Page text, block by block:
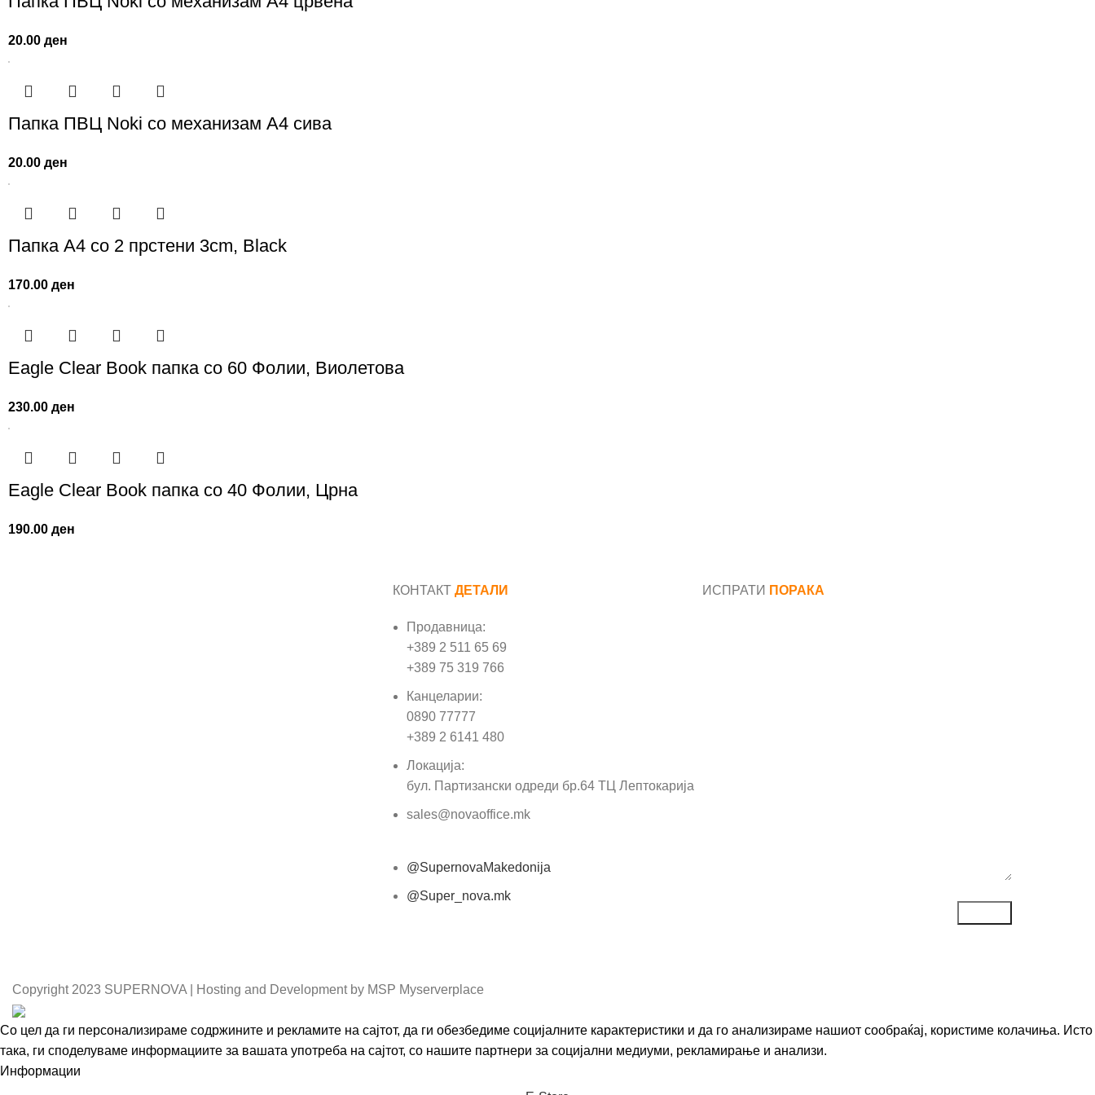
20.00ден
Папка ПВЦ Noki со механизам А4 сива
20.00ден
Папка A4 со 2 прстени 3cm, Black
170.00ден
Eagle Clear Book папка со 60 Фолии, Виолетова
230.00ден
Eagle Clear Book папка со 40 Фолии, Црна
190.00ден
КОНТАКТ ДЕТАЛИ
Продавница:
+389 2 511 65 69
+389 75 319 766
Канцеларии:
0890 77777
+389 2 6141 480
Локација:
бул. Партизански одреди бр.64 ТЦ Лептокарија
sales@novaoffice.mk
@SupernovaMakedonija
@Super_nova.mk
ИСПРАТИ ПОРАКА
Copyright 2023 SUPERNOVA | Hosting and Development by MSP Myserverplace
Со цел да ги персонализираме содржините и рекламите на сајтот, да ги обезбедиме социјалните карактеристики и да го анализираме нашиот сообраќај, користиме колачиња. Исто
така, ги споделуваме информациите за вашата употреба на сајтот, со нашите партнери за социјални медиуми, рекламирање и анализи.
Информации